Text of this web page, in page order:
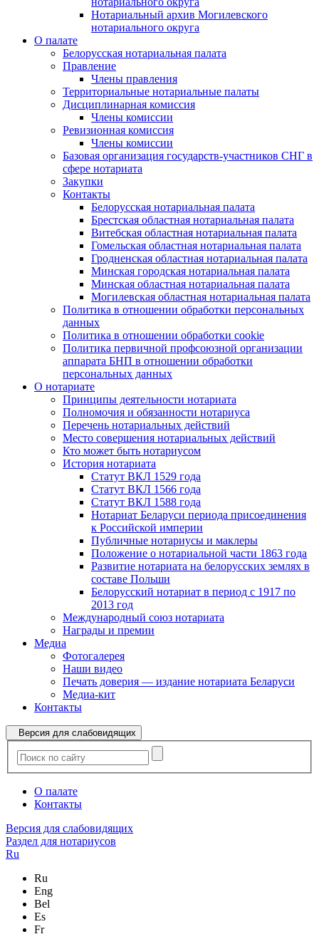
Нотариальный архив Могилевского
нотариального округа
О палате
Белорусская нотариальная палата
Правление
Члены правления
Территориальные нотариальные палаты
Дисциплинарная комиссия
Члены комиссии
Ревизионная комиссия
Члены комиссии
Базовая организация государств-участников СНГ в
сфере нотариата
Закупки
Контакты
Белорусская нотариальная палата
Брестская областная нотариальная палата
Витебская областная нотариальная палата
Гомельская областная нотариальная палата
Гродненская областная нотариальная палата
Минская городская нотариальная палата
Минская областная нотариальная палата
Могилевская областная нотариальная палата
Политика в отношении обработки персональных
данных
Политика в отношении обработки cookie
Политика первичной профсоюзной организации
аппарата БНП в отношении обработки
персональных данных
О нотариате
Принципы деятельности нотариата
Полномочия и обязанности нотариуса
Перечень нотариальных действий
Место совершения нотариальных действий
Кто может быть нотариусом
История нотариата
Статут ВКЛ 1529 года
Статут ВКЛ 1566 года
Статут ВКЛ 1588 года
Нотариат Беларуси периода присоединения
к Российской империи
Публичные нотариусы и маклеры
Положение о нотариальной части 1863 года
Развитие нотариата на белорусских землях в
составе Польши
Белорусский нотариат в период с 1917 по
2013 год
Международный союз нотариата
Награды и премии
Медиа
Фотогалерея
Наши видео
Печать доверия — издание нотариата Беларуси
Медиа-кит
Контакты
Версия для слабовидящих
О палате
Контакты
Версия для слабовидящих
Раздел для нотариусов
Ru
Ru
Eng
Bel
Es
Fr